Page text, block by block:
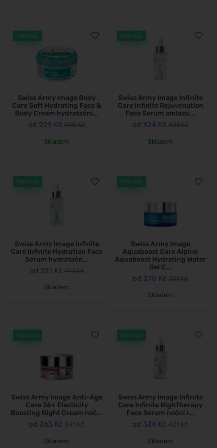
Novinka
Swiss Army Image Body
Care Soft Hydrating Face &
Body Cream hydratační...
od 229 Kč 298 Kč
Skladem
Novinka
Swiss Army Image Infinite
Care Infinite Rejuvenation
Face Serum omlazu...
od 324 Kč 421 Kč
Skladem
Novinka
Swiss Army Image Infinite
Care Infinite Hydration Face
Serum hydratačn...
od 321 Kč 417 Kč
Skladem
Novinka
Swiss Army Image
Aquaboost Care Alpine
Aquaboost Hydrating Water
Gel C...
od 270 Kč 351 Kč
Skladem
Novinka
Swiss Army Image Anti-Age
Care 36+ Elasticity
Boosting Night Cream noč...
od 263 Kč 341 Kč
Skladem
Novinka
Swiss Army Image Infinite
Care Infinite NighTherapy
Face Serum noční r...
od 324 Kč 421 Kč
Skladem